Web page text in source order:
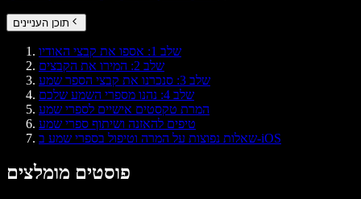
תוכן העניינים
שלב 1: אספו את קבצי האודיו
שלב 2: המירו את הקבצים
שלב 3: סנכרנו את קבצי הספר שמע
שלב 4: נהנו מספרי השמע שלכם
המרת טקסטים אישיים לספרי שמע
טיפים להאזנה ושיתוף ספרי שמע
שאלות נפוצות על המרה וטיפול בספרי שמע ב-iOS
פוסטים מומלצים